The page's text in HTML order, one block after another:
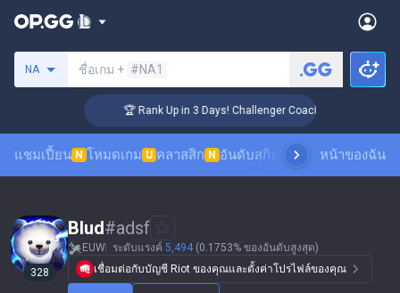
NA
ค้นหาซัมมอนเนอร์
ชื่อเกม + #NA1
🏆 Rank Up in 3 Days! Challenger Coaching
แชมเปี้ยน N โหมดเกม U คลาสสิก N อันดับสกิน อันดับผู้เล่นดูเกมขอ
หน้าของฉัน
328
Blud#adsf
EUW ระดับแรงค์ 5,494 (0.1753% ของอันดับสูงสุด)
เชื่อมต่อกับบัญชี Riot ของคุณและตั้งค่าโปรไฟล์ของคุณ